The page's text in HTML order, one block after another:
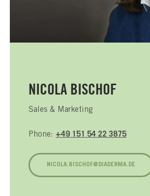
NICOLA BISCHOF
Sales & Marketing
Phone: +49 151 54 22 3875
NICOLA.BISCHOF@DIADERMA.DE